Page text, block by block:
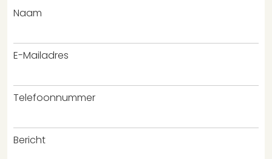
Naam
E-Mailadres
Telefoonnummer
Bericht